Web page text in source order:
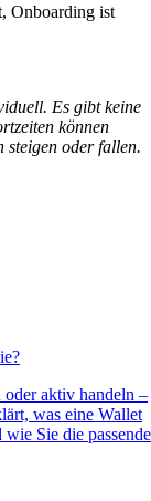
Onboarding ist
Es gibt keine
können
steigen oder fallen.
aktiv handeln –
was eine Wallet
Sie die passende